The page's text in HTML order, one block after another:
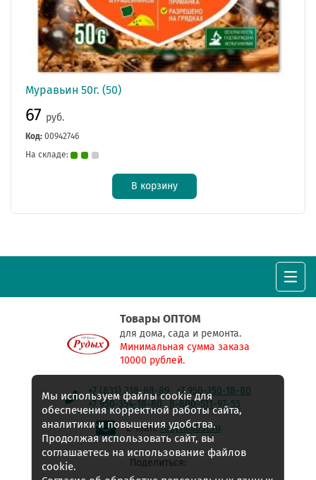
Муравьин 50г. (50)
67 руб.
Код: 00942746
На складе:
В корзину
Товары ОПТОМ
для дома, сада и ремонта.
Минимальная сумма заказа
10000 рублей.
+7 (831) 218-88-89
+7 950-350-18-80
+7 950-354-18-80
8-800-511-97-55
E-mail:rudyh@list.ru
Поделиться:
Мы используем файлы cookie для
обеспечения корректной работы сайта,
аналитики и повышения удобства.
Продолжая использовать сайт, вы
соглашаетесь на использование файлов
cookie.